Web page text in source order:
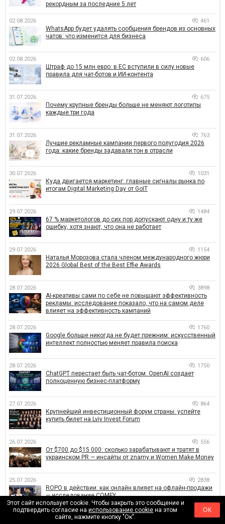
рекордным за последние 5 лет
02.08.2026 461
WhatsApp будет удалять сообщения брендов из основных
чатов: что изменится для бизнеса
02.08.2026 606
Штраф до 15 млн евро: в ЕС вступили в силу новые
правила для чат-ботов и ИИ-контента
31.07.2026 675
Почему крупные бренды больше не меняют логотипы
каждые три года
31.07.2026 763
Лучшие рекламные кампании первого полугодия 2026
года: какие бренды задавали тон в отрасли
30.07.2026 1031
Куда двигается маркетинг: главные сигналы рынка по
итогам Digital Marketing Day от GoIT
29.07.2026 1484
67 % маркетологов до сих пор допускают одну и ту же
ошибку, хотя знают, что она не работает
29.07.2026 1154
Наталья Морозова стала членом международного жюри
2026 Global Best of the Best Effie Awards
28.07.2026 3898
AI-креативы сами по себе не повышают эффективность
рекламы: исследование показало, что на самом деле
влияет на эффективность кампаний
28.07.2026 1760
Google больше никогда не будет прежним: искусственный
интеллект полностью меняет правила поиска
28.07.2026 1750
ChatGPT перестает быть чат-ботом. OpenAI создает
полноценную бизнес-платформу
27.07.2026 864
Крупнейший инвестиционный форум страны: успейте
купить билет на Lviv Invest Forum
26.07.2026 556
От $700 до $15 000: сколько зарабатывают и тратят в
украинском PR — инсайты от znamy и Women Make Money
25.07.2026 2838
ROPO в действии: как онлайн влияет на офлайн-продажи
— исследование COMFY
БОЛЬШЕ
Этот сайт использует cookie. Чтобы закрыть это сообщение и
подтвердить согласие наиспользование cookie на этом
сайте, нажмите кнопку "Ок".
ОК